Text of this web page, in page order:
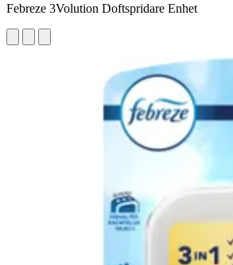
Febreze 3Volution Doftspridare Enhet